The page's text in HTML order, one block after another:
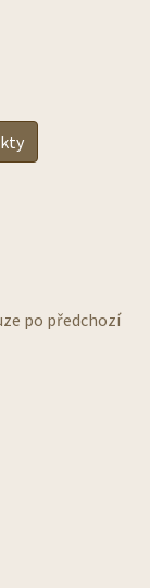
po předchozí